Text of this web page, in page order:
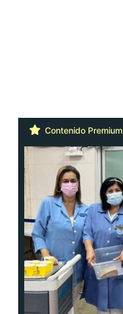
Contenido Premium